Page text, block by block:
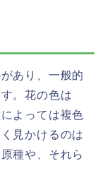
あり、一般的
。花の色は
よっては複色
見かけるのは
種や、それら